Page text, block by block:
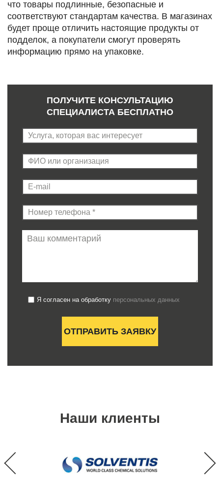
что товары подлинные, безопасные и
соответствуют стандартам качества. В магазинах
будет проще отличить настоящие продукты от
подделок, а покупатели смогут проверять
информацию прямо на упаковке.
ПОЛУЧИТЕ КОНСУЛЬТАЦИЮ
СПЕЦИАЛИСТА БЕСПЛАТНО
Я согласен на обработку персональных данных
Наши клиенты